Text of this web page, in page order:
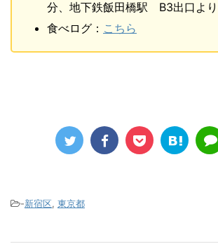
分、地下鉄飯田橋駅 B3出口よ
食べログ： こちら
-新宿区, 東京都